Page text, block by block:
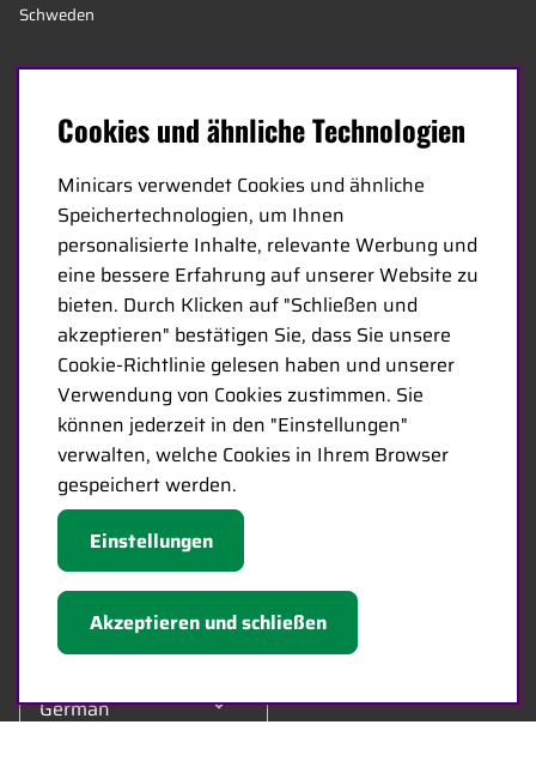
Schweden
Unternehmensnummer:556511-4302
Telefonnummer:+46-171-14 30 00
ÜBER MINICARS
Seit 1968 bietet Minicars eine vielfältige Auswahl an
ferngesteuerten Produkten für Fachgeschäfte in ganz Europa an.
Heute besteht unser Team aus 20 Mitarbeitern unterschiedlichen
Alters, darunter einige der sachkundigsten Experten der Branche,
die sich auf Hobby, Service und Logistik spezialisiert haben.
Der Hauptsitz von Minicars befindet sich in Enköping, strategisch
entlang der E18 zwischen Stockholm und Oslo gelegen.
MINICARS.SE
German
Cookies und ähnliche Technologien
Minicars verwendet Cookies und ähnliche
Speichertechnologien, um Ihnen
personalisierte Inhalte, relevante Werbung und
eine bessere Erfahrung auf unserer Website zu
bieten. Durch Klicken auf "Schließen und
akzeptieren" bestätigen Sie, dass Sie unsere
Cookie-Richtlinie gelesen haben und unserer
Verwendung von Cookies zustimmen. Sie
können jederzeit in den "Einstellungen"
verwalten, welche Cookies in Ihrem Browser
gespeichert werden.
Einstellungen
Akzeptieren und schließen